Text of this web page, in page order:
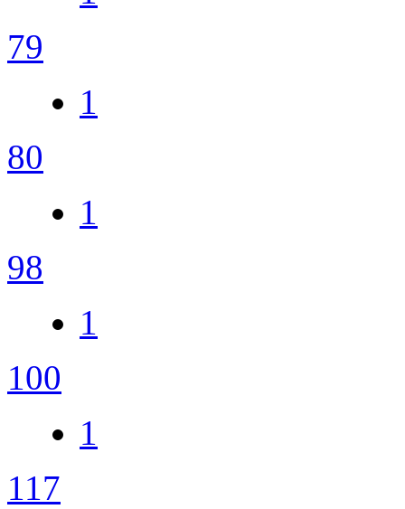
79
1
80
1
98
1
100
1
117